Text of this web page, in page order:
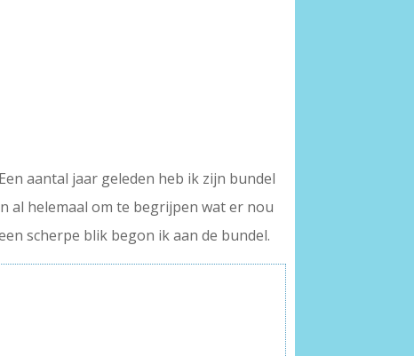
aantal jaar geleden heb ik zijn bundel
al helemaal om te begrijpen wat er nou
scherpe blik begon ik aan de bundel.